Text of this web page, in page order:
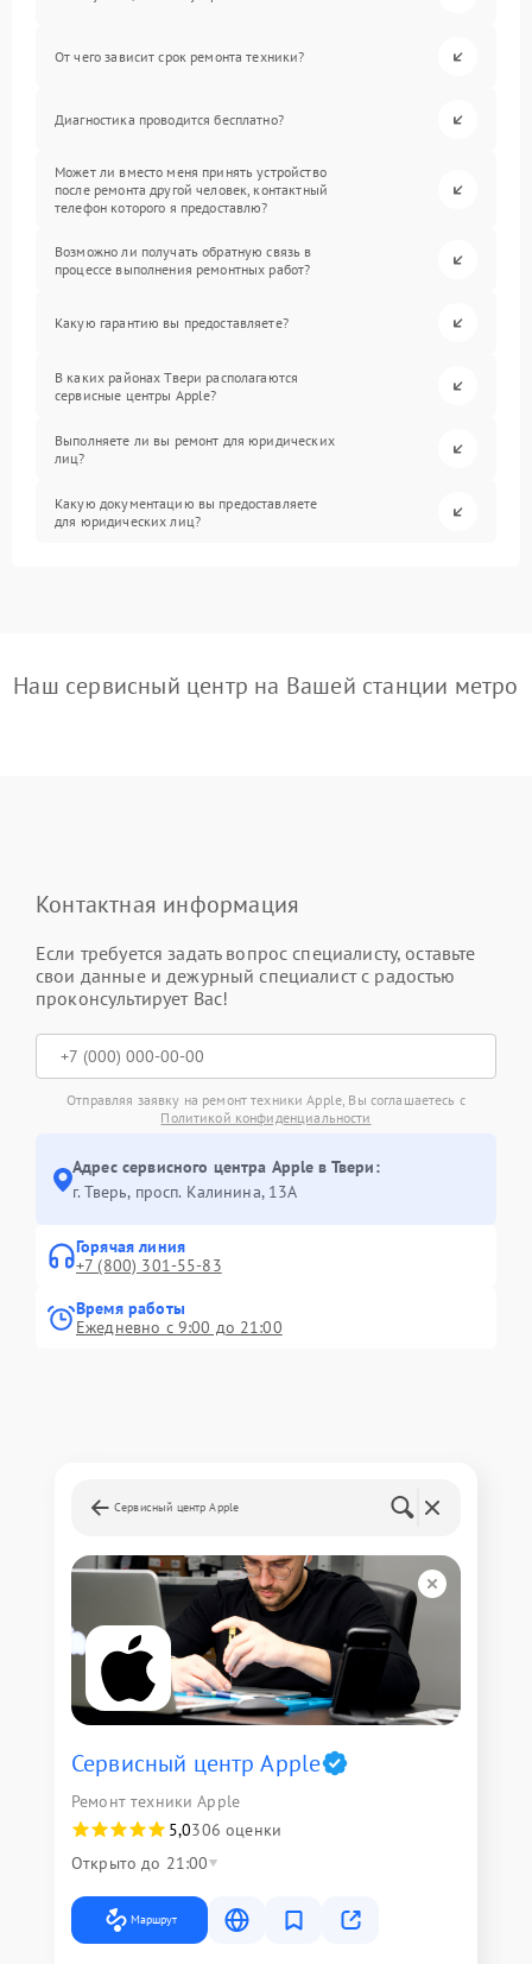
От чего зависит срок ремонта техники?
Диагностика проводится бесплатно?
Может ли вместо меня принять устройство
после ремонта другой человек, контактный
телефон которого я предоставлю?
Возможно ли получать обратную связь в
процессе выполнения ремонтных работ?
Какую гарантию вы предоставляете?
В каких районах Твери располагаются
сервисные центры Apple?
Выполняете ли вы ремонт для юридических
лиц?
Какую документацию вы предоставляете
для юридических лиц?
Наш сервисный центр на Вашей станции метро
Контактная информация
Если требуется задать вопрос специалисту, оставьте
свои данные и дежурный специалист с радостью
проконсультирует Вас!
Отправляя заявку на ремонт техники Apple, Вы соглашаетесь с
Политикой конфиденциальности
Адрес сервисного центра Apple в Твери:
г. Тверь, просп. Калинина, 13А
Горячая линия
+7 (800) 301-55-83
Время работы
Ежедневно с 9:00 до 21:00
Сервисный центр Apple
Сервисный центр Apple
Ремонт техники Apple
5,0306 оценки
Открыто до 21:00
Маршрут